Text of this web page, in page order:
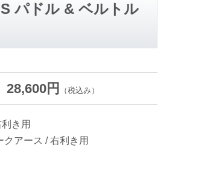
パドル & ベルトル
28,600円 （税込み）
き用
クアース / 右利き用